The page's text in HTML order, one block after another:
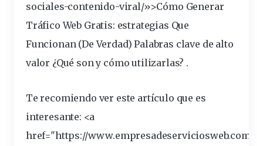
sociales-contenido-viral/»>Cómo Generar
Tráfico Web Gratis: estrategias Que
Funcionan (De Verdad)Palabras clave de alto
valor ¿Qué son y cómo utilizarlas? .
Te recomiendo ver este artículo que es
interesante: <a
href="https://www.empresadeserviciosweb.com/